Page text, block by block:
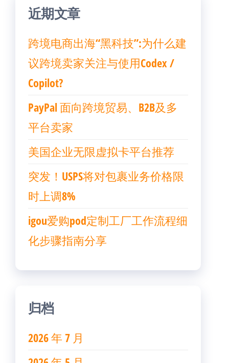
近期文章
跨境电商出海“黑科技”:为什么建
议跨境卖家关注与使用Codex /
Copilot?
PayPal 面向跨境贸易、B2B及多
平台卖家
美国企业无限虚拟卡平台推荐
突发！USPS将对包裹业务价格限
时上调8%
igou爱购pod定制工厂工作流程细
化步骤指南分享
归档
2026 年 7 月